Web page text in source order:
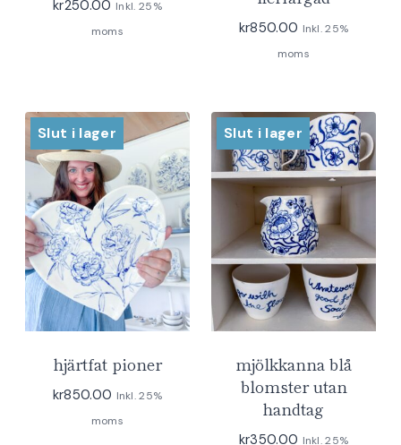
kr250.00 Inkl. 25%
moms
kr850.00 Inkl. 25%
moms
Slut i lager
hjärtfat pioner
kr850.00 Inkl. 25%
moms
Slut i lager
mjölkkanna blå
blomster utan
handtag
kr350.00 Inkl. 25%